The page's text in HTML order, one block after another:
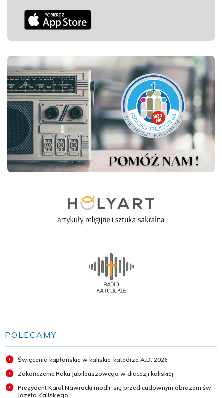
POLECAMY
Święcenia kapłańskie w kaliskiej katedrze A.D. 2026
Zakończenie Roku Jubileuszowego w diecezji kaliskiej
Prezydent Karol Nawrocki modlił się przed cudownym obrazem św.
Józefa Kaliskiego